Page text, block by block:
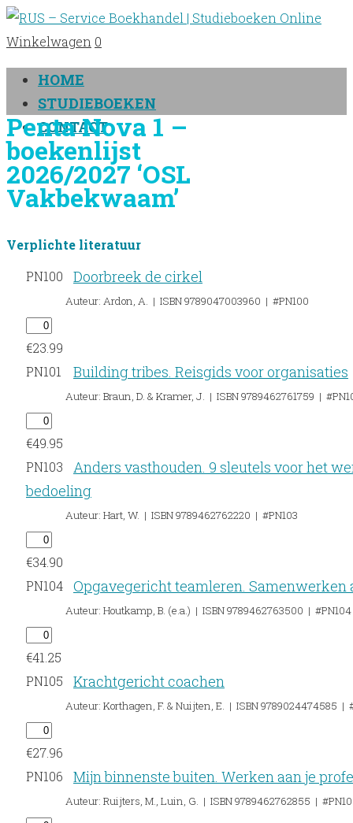
Winkelwagen 0
HOME
STUDIEBOEKEN
CONTACT
Penta Nova 1 –
boekenlijst
2026/2027 ‘OSL
Vakbekwaam’
Verplichte literatuur
PN100
Doorbreek de cirkel
Auteur: Ardon, A. | ISBN 9789047003960 | #PN100
€23.99
PN101
Building tribes. Reisgids voor organisaties
Auteur: Braun, D. & Kramer, J. | ISBN 9789462761759 |
€49.95
PN103
Anders vasthouden. 9 sleutels voor het
bedoeling
Auteur: Hart, W. | ISBN 9789462762220 | #PN103
€34.90
PN104
Opgavegericht teamleren. Samenwerken
Auteur: Houtkamp, B. (e.a.) | ISBN 9789462763500 | #PN104
€41.25
PN105
Krachtgericht coachen
Auteur: Korthagen, F. & Nuijten, E. | ISBN 9789024474585 |
€27.96
PN106
Mijn binnenste buiten. Werken aan je
Auteur: Ruijters, M., Luin, G. | ISBN 9789462762855 |